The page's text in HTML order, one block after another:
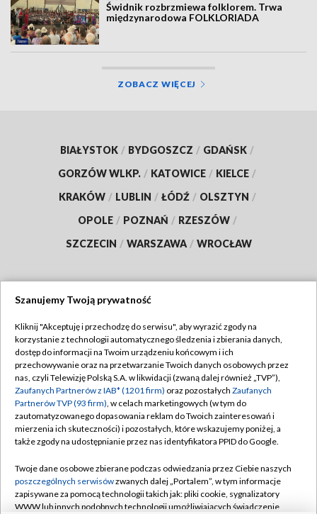
Świdnik rozbrzmiewa folklorem. Trwa
międzynarodowa FOLKLORIADA
ZOBACZ WIĘCEJ
BIAŁYSTOK / BYDGOSZCZ / GDAŃSK /
GORZÓW WLKP. / KATOWICE / KIELCE /
KRAKÓW / LUBLIN / ŁÓDŹ / OLSZTYN /
OPOLE / POZNAŃ / RZESZÓW /
SZCZECIN / WARSZAWA / WROCŁAW
TVP
Abonament TVP
Emisja w TVP
Centrum informacji TVP
Naziemna Telewizja Cyfrowa
Rada Programowa
System NOS
Regulamin TVP
Polityka prywatności
Moje zgody
Pomoc
Kontakt
Szanujemy Twoją prywatność
Kliknij "Akceptuję i przechodzę do serwisu", aby wyrazić zgody na
korzystanie z technologii automatycznego śledzenia i zbierania danych,
dostęp do informacji na Twoim urządzeniu końcowym i ich
przechowywanie oraz na przetwarzanie Twoich danych osobowych przez
nas, czyli Telewizję Polską S.A. w likwidacji (zwaną dalej również „TVP”),
Zaufanych Partnerów z IAB* (1201 firm) oraz pozostałych Zaufanych
Partnerów TVP (93 firm), w celach marketingowych (w tym do
zautomatyzowanego dopasowania reklam do Twoich zainteresowań i
mierzenia ich skuteczności) i pozostałych, które wskazujemy poniżej, a
także zgody na udostępnianie przez nas identyfikatora PPID do Google.
Twoje dane osobowe zbierane podczas odwiedzania przez Ciebie naszych
poszczególnych serwisówzwanych dalej „Portalem”, w tym informacje
zapisywane za pomocą technologii takich jak: pliki cookie, sygnalizatory
WWW lub innych podobnych technologii umożliwiających świadczenie